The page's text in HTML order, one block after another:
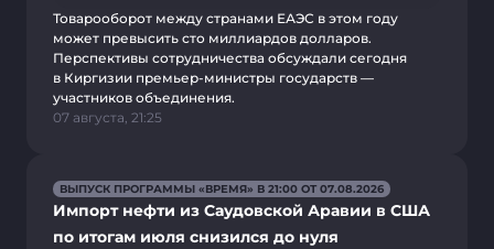
Товарооборот между странами ЕАЭС в этом году
может превысить сто миллиардов долларов.
Перспективы сотрудничества обсуждали сегодня
в Киргизии премьер-министры государств —
участников объединения.
07 августа, 21:25
ВЫПУСК ПРОГРАММЫ «ВРЕМЯ» В 21:00 ОТ 07.08.2026
Импорт нефти из Саудовской Аравии в США
по итогам июля снизился до нуля